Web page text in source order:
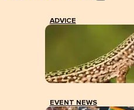
ADVICE
EVENT NEWS